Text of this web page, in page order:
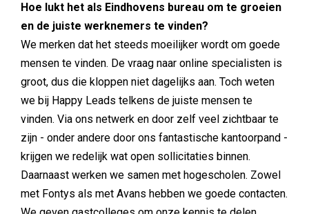
Hoe lukt het als Eindhovens bureau om te groeien
en de juiste werknemers te vinden?
We merken dat het steeds moeilijker wordt om goede
mensen te vinden. De vraag naar online specialisten is
groot, dus die kloppen niet dagelijks aan. Toch weten
we bij Happy Leads telkens de juiste mensen te
vinden. Via ons netwerk en door zelf veel zichtbaar te
zijn - onder andere door ons fantastische kantoorpand -
krijgen we redelijk wat open sollicitaties binnen.
Daarnaast werken we samen met hogescholen. Zowel
met Fontys als met Avans hebben we goede contacten.